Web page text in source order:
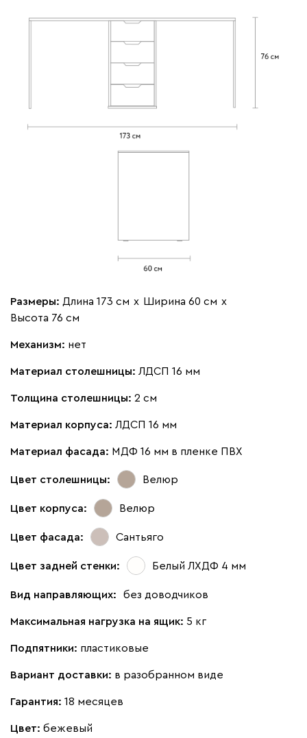
Размеры: Длина 173 см х Ширина 60 см х
Высота 76 см
Механизм: нет
Материал столешницы: ЛДСП 16 мм
Толщина столешницы: 2 см
Материал корпуса: ЛДСП 16 мм
Материал фасада: МДФ 16 мм в пленке ПВХ
Цвет столешницы: Велюр
Цвет корпуса: Велюр
Цвет фасада: Сантьяго
Цвет задней стенки: Белый ЛХДФ 4 мм
Вид направляющих: без доводчиков
Максимальная нагрузка на ящик: 5 кг
Подпятники: пластиковые
Вариант доставки: в разобранном виде
Гарантия: 18 месяцев
Цвет: бежевый